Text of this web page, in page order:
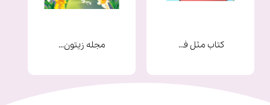
★★★★★
مجله زیتون شماره 9 کتاب مثل فرشته ها